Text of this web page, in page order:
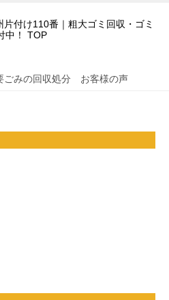
片付け110番｜粗大ゴミ回収・ゴミ
！
TOP
ごみの回収処分 お客様の声